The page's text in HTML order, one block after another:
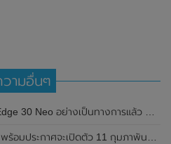
ามอื่นๆ
, 120Hz ขนาด 6.28 นิ้ว , กล้องหลังคู่ ความละเอียด 64MP และรองรับการชาร์จไว 68W
อมประกาศจะเปิดตัว 11 กุมภาพันธ์ นี้